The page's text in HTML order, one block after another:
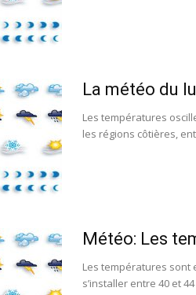
La météo du
Les températures
les régions côtières,
Météo: Les
Les températures sont
s’installer entre 40 et